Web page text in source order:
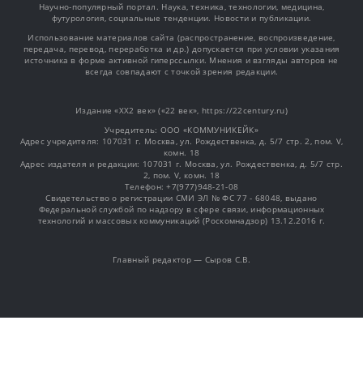
Научно-популярный портал. Наука, техника, технологии, медицина,
футурология, социальные тенденции. Новости и публикации.
Использование материалов сайта (распространение, воспроизведение,
передача, перевод, переработка и др.) допускается при условии указания
источника в форме активной гиперссылки. Мнения и взгляды авторов не
всегда совпадают с точкой зрения редакции.
Издание «XX2 век» («22 век», https://22century.ru)
Учредитель: OOO «КОММУНИКЕЙК»
Адрес учредителя: 107031 г. Москва, ул. Рождественка, д. 5/7 стр. 2, пом. V,
комн. 18
Адрес издателя и редакции: 107031 г. Москва, ул. Рождественка, д. 5/7 стр.
2, пом. V, комн. 18
Телефон: +7(977)948-21-08
Свидетельство о регистрации СМИ ЭЛ № ФС 77 - 68048, выдано
Федеральной службой по надзору в сфере связи, информационных
технологий и массовых коммуникаций (Роскомнадзор) 13.12.2016 г.
Главный редактор — Сыров С.В.